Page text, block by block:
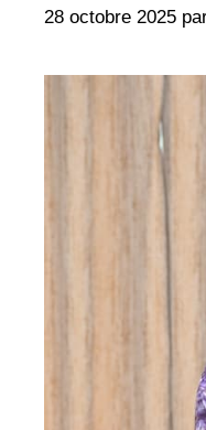
28 octobre 2025